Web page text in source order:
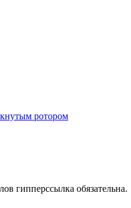
ротором
гипперссылка обязательна.